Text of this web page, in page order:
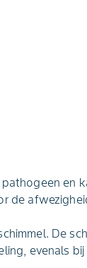
en
de
De
evenals